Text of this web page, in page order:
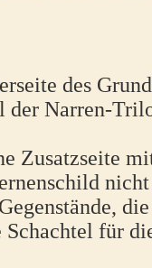
des
der Narren-
Zusatzseite
für